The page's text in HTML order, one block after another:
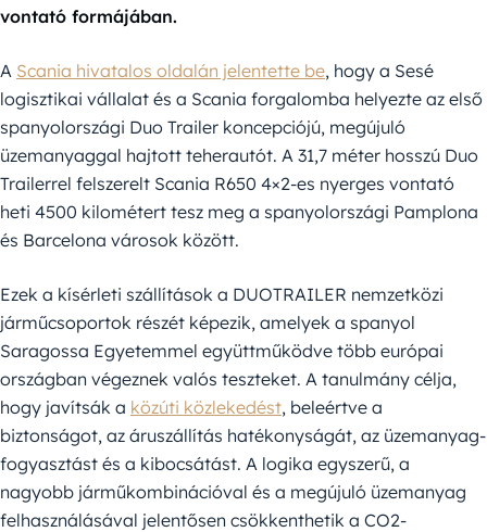
vontató formájában.
A Scania hivatalos oldalán jelentette be, hogy a Sesé
logisztikai vállalat és a Scania forgalomba helyezte az első
spanyolországi Duo Trailer koncepciójú, megújuló
üzemanyaggal hajtott teherautót. A 31,7 méter hosszú Duo
Trailerrel felszerelt Scania R650 4×2-es nyerges vontató
heti 4500 kilométert tesz meg a spanyolországi Pamplona
és Barcelona városok között.
Ezek a kísérleti szállítások a DUOTRAILER nemzetközi
járműcsoportok részét képezik, amelyek a spanyol
Saragossa Egyetemmel együttműködve több európai
országban végeznek valós teszteket. A tanulmány célja,
hogy javítsák a közúti közlekedést, beleértve a
biztonságot, az áruszállítás hatékonyságát, az üzemanyag-
fogyasztást és a kibocsátást. A logika egyszerű, a
nagyobb járműkombinációval és a megújuló üzemanyag
felhasználásával jelentősen csökkenthetik a CO2-